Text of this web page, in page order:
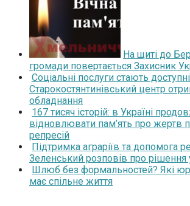
На щиті до
громади повертається Захисник
Соціальні послуги стають
Старокостянтинівський центр
обладнання
167 тисяч історій: в Україні
відновлювати пам’ять про жертв
репресій
Підтримка аграріїв та допомога
Зеленський розповів про рішення
Шлюб без формальностей? Які
має спільне життя